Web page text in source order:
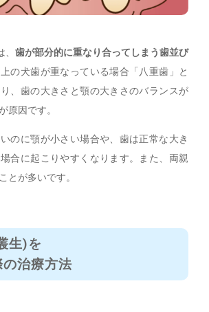
歯が部分的に重なり合ってしまう歯並び
の犬歯が重なっている場合「八重歯」と
、歯の大きさと顎の大きさのバランスが
原因です。
のに顎が小さい場合や、歯は正常な大き
合に起こりやすくなります。また、両親
とが多いです。
生)を
治療方法